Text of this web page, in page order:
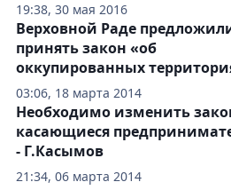
19:38, 30 мая 2016
03:06, 18 марта 2014
Верховной Раде
принять закон «об
оккупированных
21:34, 06 марта 2014
Необходимо изменить
касающиеся
- Г.Касымов